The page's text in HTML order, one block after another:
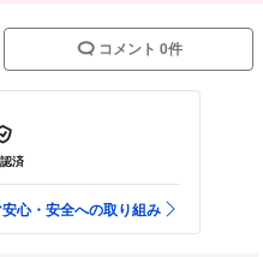
コメント 0件
済
心・安全への取り組み